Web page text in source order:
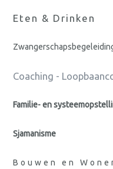
Eten & Drinken
Coaching -
Familie- en
Sjamanisme
Bouwen en